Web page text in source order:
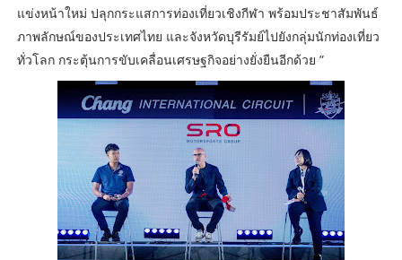
แข่งหน้าใหม่ ปลุกกระแสการท่องเที่ยวเชิงกีฬา พร้อมประชาสัมพันธ์
ภาพลักษณ์ของประเทศไทย และจังหวัดบุรีรัมย์ไปยังกลุ่มนักท่องเที่ยว
ทั่วโลก กระตุ้นการขับเคลื่อนเศรษฐกิจอย่างยั่งยืนอีกด้วย ”